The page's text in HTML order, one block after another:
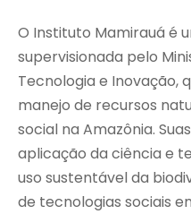
O Instituto Mamirauá é
supervisionada pelo
Tecnologia e Inovação,
manejo de recursos
social na Amazônia.
aplicação da ciência e
uso sustentável da
de tecnologias sociais